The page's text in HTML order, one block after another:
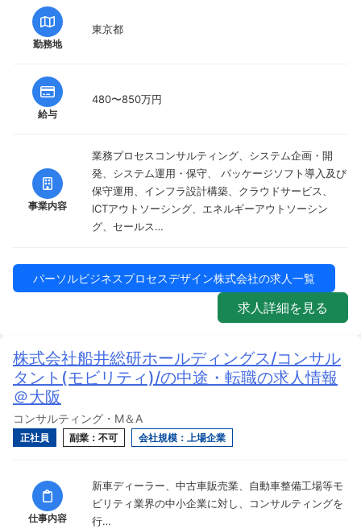
勤務地
東京都
給与
480〜850万円
事業内容
業務プロセスコンサルティング、システム企画・開
発、システム運用・保守、 パッケージソフト導入及び
保守運用、インフラ設計構築、クラウドサービス、
ICTアウトソーシング、エネルギーアウトソーシン
グ、セールス…
パーソルビジネスプロセスデザイン株式会社の求人一覧
求人詳細を見る
株式会社船井総研ホールディングス/コンサル
タント(モビリティ)/の中途・転職の求人情報
＠大阪
コンサルティング・M＆A
正社員 副業：不可 会社規模：上場企業
仕事内容
新車ディーラー、中古車販売業、自動車整備工場等モ
ビリティ業界の中小企業に対し、コンサルティングを
行…